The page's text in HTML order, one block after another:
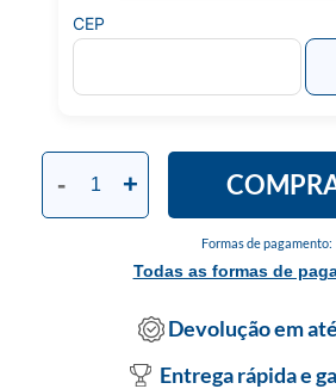
Formas de pagamento:
Todas as formas de
- +
CEP
Devolução em
Entrega rápida e